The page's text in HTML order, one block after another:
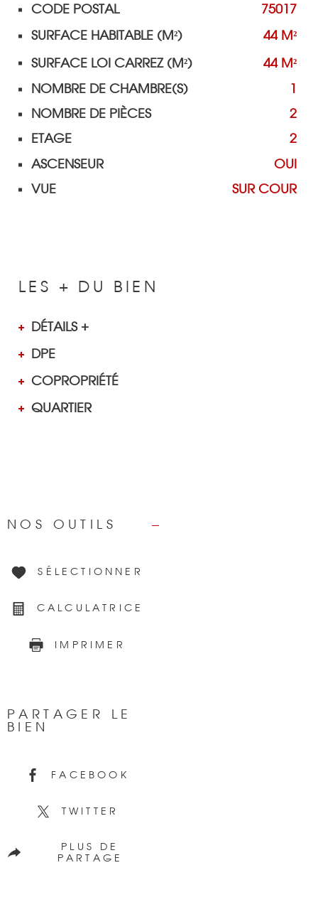
Caractérisque Valeurs
CODE POSTAL 75017
SURFACE HABITABLE (M²) 44 M²
SURFACE LOI CARREZ (M²) 44 M²
NOMBRE DE CHAMBRE(S)
NOMBRE DE PIÈCES
2
ETAGE
2
ASCENSEUR
OUI
VUE
SUR COUR
LES + DU BIEN
DÉTAILS +
DPE
COPROPRIÉTÉ
QUARTIER
NOS OUTILS
SÉLECTIONNER
CALCULATRICE
IMPRIMER
PARTAGER LE
BIEN
FACEBOOK
TWITTER
PLUS DE
PARTAGE